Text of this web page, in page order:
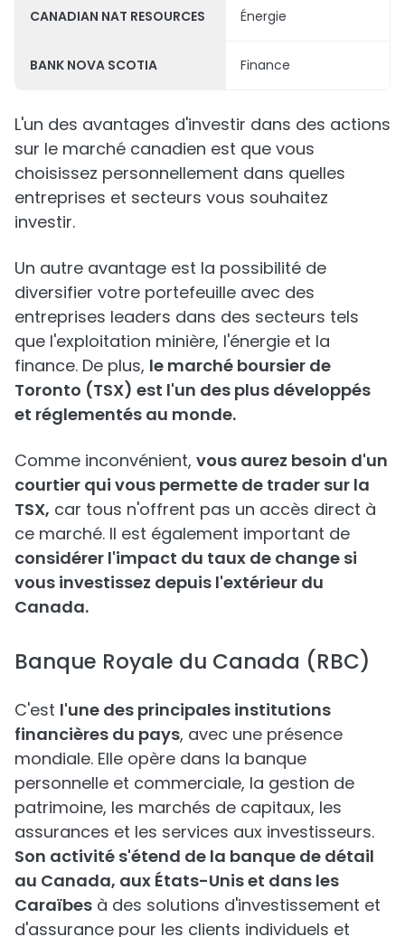
CANADIAN NAT RESOURCES Énergie
BANK NOVA SCOTIA Finance
L'un des avantages d'investir dans des actions
sur le marché canadien est que vous
choisissez personnellement dans quelles
entreprises et secteurs vous souhaitez
investir.
Un autre avantage est la possibilité de
diversifier votre portefeuille avec des
entreprises leaders dans des secteurs tels
que l'exploitation minière, l'énergie et la
finance. De plus, le marché boursier de
Toronto (TSX) est l'un des plus développés
et réglementés au monde.
Comme inconvénient, vous aurez besoin d'un
courtier qui vous permette de trader sur la
TSX, car tous n'offrent pas un accès direct à
ce marché. Il est également important de
considérer l'impact du taux de change si
vous investissez depuis l'extérieur du
Canada.
Banque Royale du Canada (RBC)
C'est l'une des principales institutions
financières du pays, avec une présence
mondiale. Elle opère dans la banque
personnelle et commerciale, la gestion de
patrimoine, les marchés de capitaux, les
assurances et les services aux investisseurs.
Son activité s'étend de la banque de détail
au Canada, aux États-Unis et dans les
Caraïbes à des solutions d'investissement et
d'assurance pour les clients individuels et